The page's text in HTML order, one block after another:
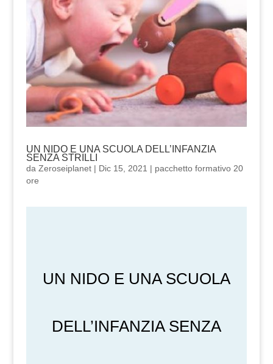
UN NIDO E UNA SCUOLA DELL’INFANZIA
SENZA STRILLI
da Zeroseiplanet| Dic 15, 2021 | pacchetto formativo 20
ore
UN NIDO E UNA SCUOLA
DELL’INFANZIA SENZA